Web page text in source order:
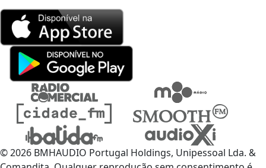
© 2026 BMHAUDIO Portugal Holdings, Unipessoal Lda. &